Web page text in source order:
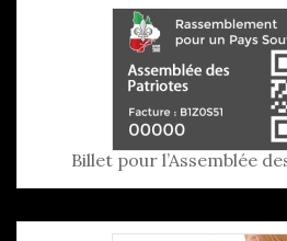
Billet pour l’Assemblée